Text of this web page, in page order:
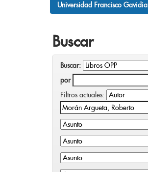
Universidad Francisco Gavidia
Buscar
Buscar:
por
Filtros actuales: